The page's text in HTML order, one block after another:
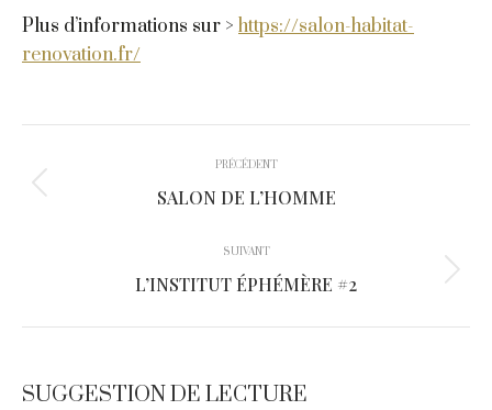
Plus d’informations sur > https://salon-habitat-
renovation.fr/
article
PRÉCÉDENT
Article
:
SALON DE L’HOMME
SUIVANT
Article
L’INSTITUT ÉPHÉMÈRE #2
SUGGESTION DE LECTURE